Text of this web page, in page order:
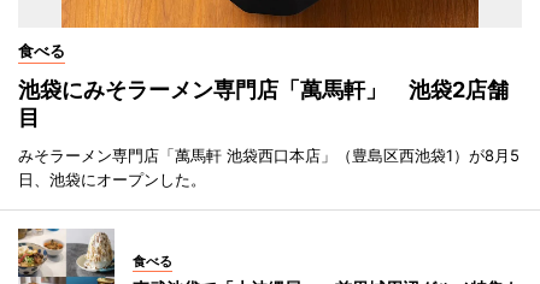
食べる
池袋にみそラーメン専門店「萬馬軒」 池袋2店舗
目
みそラーメン専門店「萬馬軒 池袋西口本店」（豊島区西池袋1）が8月5
日、池袋にオープンした。
食べる